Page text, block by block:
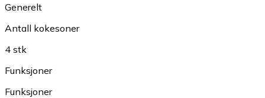
Generelt
Antall kokesoner
4 stk
Funksjoner
Funksjoner